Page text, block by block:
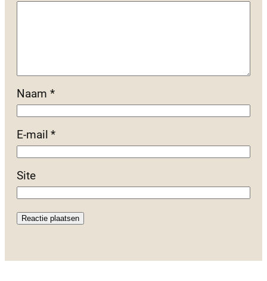
Naam *
E-mail*
Site